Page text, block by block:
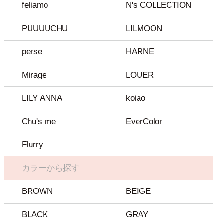
feliamo N's COLLECTION
PUUUUCHU LILMOON
perse HARNE
Mirage LOUER
LILY ANNA koiao
Chu's me EverColor
Flurry
カラーから探す
BROWN BEIGE
BLACK GRAY